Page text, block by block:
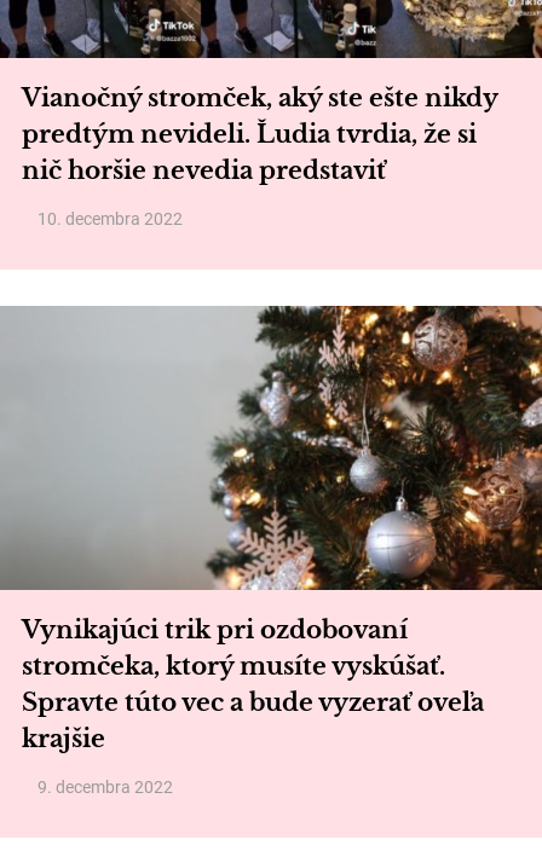
Vianočný stromček, aký ste ešte nikdy
predtým nevideli. Ľudia tvrdia, že si
nič horšie nevedia predstaviť
10. decembra 2022
Vynikajúci trik pri ozdobovaní
stromčeka, ktorý musíte vyskúšať.
Spravte túto vec a bude vyzerať oveľa
krajšie
9. decembra 2022